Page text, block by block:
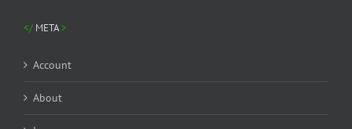
META
Account
About